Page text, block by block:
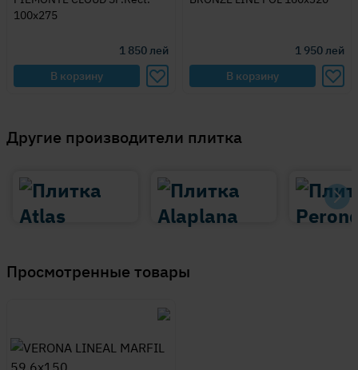
100x275
1 850лей
В корзину
1 950лей
В корзину
Другие производители плитка
Просмотренные товары